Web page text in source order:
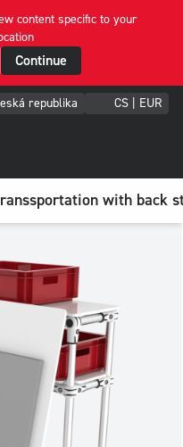
content specific to your
Continue
republika CS | EUR
with back